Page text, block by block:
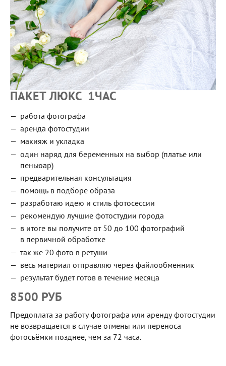
ПАКЕТ ЛЮКС 1ЧАС
работа фотографа
аренда фотостудии
макияж и укладка
один наряд для беременных на выбор (платье или
пеньюар)
предварительная консультация
помощь в подборе образа
разработаю идею и стиль фотосессии
рекомендую лучшие фотостудии города
в итоге вы получите от 50 до 100 фотографий
в первичной обработке
так же 20 фото в ретуши
весь материал отправляю через файлообменник
результат будет готов в течение месяца
8500 РУБ
Предоплата за работу фотографа или аренду фотостудии
не возвращается в случае отмены или переноса
фотосъёмки позднее, чем за 72 часа.